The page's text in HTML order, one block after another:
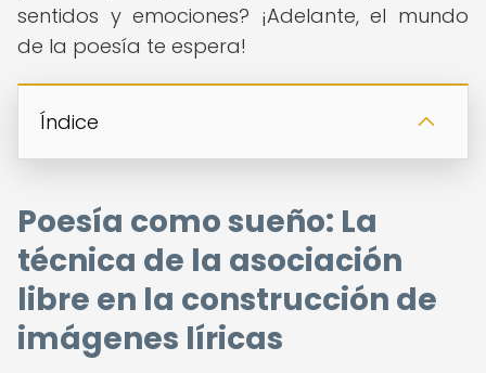
sentidos y emociones? ¡Adelante, el mundo
de la poesía te espera!
Índice
Poesía como sueño: La
técnica de la asociación
libre en la construcción de
imágenes líricas